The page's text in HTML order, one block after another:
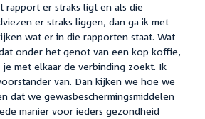
rapport er straks ligt en als die
er straks liggen, dan ga ik met
wat er in die rapporten staat. Wat
onder het genot van een kop koffie,
met elkaar de verbinding zoekt. Ik
van. Dan kijken we hoe we
dat we gewasbeschermingsmiddelen
manier voor ieders gezondheid